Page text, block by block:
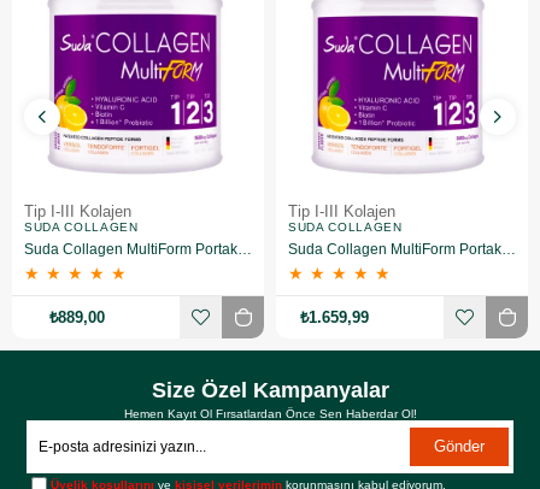
Tip I-III Kolajen
SUDA COLLAGEN
★ ★ ★ ★ ★
₺889,00
Tip I-III Kolajen
SUDA COLLAGEN
★ ★ ★ ★ ★
₺1.659,99
Size Özel Kampanyalar
Hemen Kayıt Ol Fırsatlardan Önce Sen Haberdar Ol!
Gönder
Üyelik koşullarını vekişisel verilerimin korunmasını kabul ediyorum.